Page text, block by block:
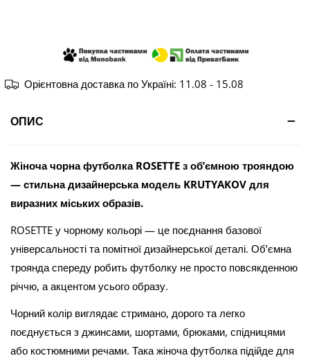
Орієнтовна доставка по Україні: 11.08 - 15.08
ОПИС
Жіноча чорна футболка ROSETTE з об’ємною трояндою
— стильна дизайнерська модель KRUTYAKOV для
виразних міських образів.
ROSETTE у чорному кольорі — це поєднання базової
універсальності та помітної дизайнерської деталі. Об’ємна
троянда спереду робить футболку не просто повсякденною
річчю, а акцентом усього образу.
Чорний колір виглядає стримано, дорого та легко
поєднується з джинсами, шортами, брюками, спідницями
або костюмними речами. Така жіноча футболка підійде для